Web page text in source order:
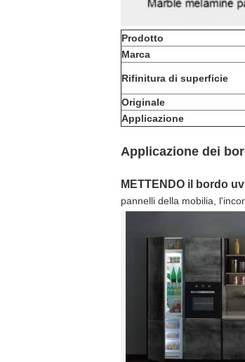
Prodotto
Marca
Rifinitura di superficie
Originale
Applicazione
Applicazione dei
METTENDO il bordo
pannelli della mobilia,